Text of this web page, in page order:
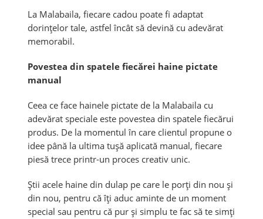
La Malabaila, fiecare cadou poate fi adaptat
dorințelor tale, astfel încât să devină cu adevărat
memorabil.
Povestea din spatele fiecărei haine pictate
manual
Ceea ce face hainele pictate de la Malabaila cu
adevărat speciale este povestea din spatele fiecărui
produs. De la momentul în care clientul propune o
idee până la ultima tușă aplicată manual, fiecare
piesă trece printr-un proces creativ unic.
Știi acele haine din dulap pe care le porți din nou și
din nou, pentru că îți aduc aminte de un moment
special sau pentru că pur și simplu te fac să te simți